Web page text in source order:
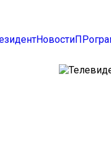
Новости